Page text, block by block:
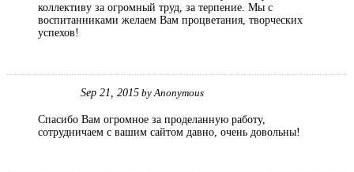
коллективу за огромный труд, за терпение. Мы с
воспитанниками желаем Вам процветания, творческих
успехов!
Sep 21, 2015 by Anonymous
Спасибо Вам огромное за проделанную работу,
сотрудничаем с вашим сайтом давно, очень довольны!